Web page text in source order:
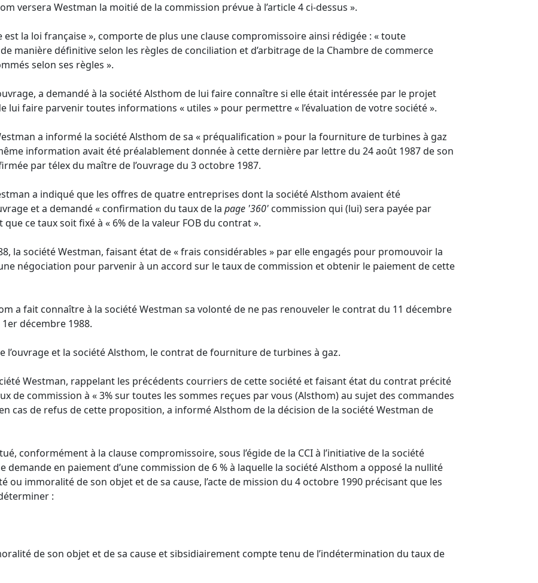
versera Westman la moitié de la commission prévue à l’article 4 ci-dessus ».
la loi française », comporte de plus une clause compromissoire ainsi rédigée : « toute
manière définitive selon les règles de conciliation et d’arbitrage de la Chambre de commerce
selon ses règles ».
a demandé à la société Alsthom de lui faire connaître si elle était intéressée par le projet
lui faire parvenir toutes informations « utiles » pour permettre « l’évaluation de votre société ».
a informé la société Alsthom de sa « préqualification » pour la fourniture de turbines à gaz
information avait été préalablement donnée à cette dernière par lettre du 24 août 1987 de son
par télex du maître de l’ouvrage du 3 octobre 1987.
a indiqué que les offres de quatre entreprises dont la société Alsthom avaient été
et a demandé « confirmation du taux de la page '360' commission qui (lui) sera payée par
ce taux soit fixé à « 6% de la valeur FOB du contrat ».
la société Westman, faisant état de « frais considérables » par elle engagés pour promouvoir la
négociation pour parvenir à un accord sur le taux de commission et obtenir le paiement de cette
a fait connaître à la société Westman sa volonté de ne pas renouveler le contrat du 11 décembre
décembre 1988.
l’ouvrage et la société Alsthom, le contrat de fourniture de turbines à gaz.
Westman, rappelant les précédents courriers de cette société et faisant état du contrat précité
de commission à « 3% sur toutes les sommes reçues par vous (Alsthom) au sujet des commandes
cas de refus de cette proposition, a informé Alsthom de la décision de la société Westman de
conformément à la clause compromissoire, sous l’égide de la CCI à l’initiative de la société
demande en paiement d’une commission de 6 % à laquelle la société Alsthom a opposé la nullité
immoralité de son objet et de sa cause, l’acte de mission du 4 octobre 1990 précisant que les
:
de son objet et de sa cause et sibsidiairement compte tenu de l’indétermination du taux de